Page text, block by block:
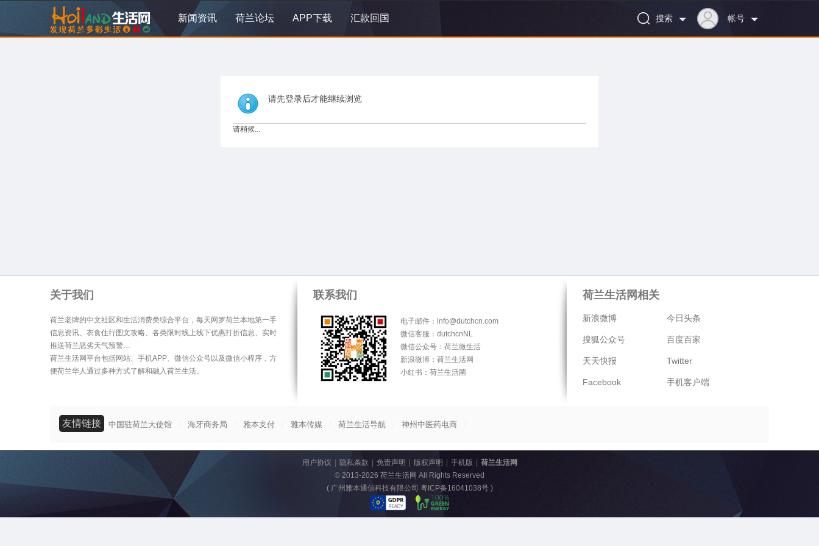
新闻资讯 荷兰论坛 APP下载 汇款回国 帐号
搜索
请先登录后才能继续浏览
请稍候...
关于我们
荷兰老牌的中文社区和生活消费类综合平台，每天网罗荷兰本地第一手
信息资讯、衣食住行图文攻略、各类限时线上线下优惠打折信息、实时
推送荷兰恶劣天气预警…
荷兰生活网平台包括网站、手机APP、微信公众号以及微信小程序，方
便荷兰华人通过多种方式了解和融入荷兰生活。
联系我们
电子邮件：info@dutchcn.com
微信客服：dutchcnNL
微信公众号：荷兰微生活
新浪微博：荷兰生活网
小红书：荷兰生活菌
荷兰生活网相关
新浪微博 今日头条
搜狐公众号 百度百家
天天快报 Twitter
Facebook 手机客户端
友情链接 中国驻荷兰大使馆 海牙商务局 雅本支付 雅本传媒 荷兰生活导航 神州中医药电商
用户协议 隐私条款 免责声明 版权声明 手机版
荷兰生活网
© 2013-2026 荷兰生活网 All Rights Reserved
( 广州雅本通信科技有限公司 粤ICP备16041038号)